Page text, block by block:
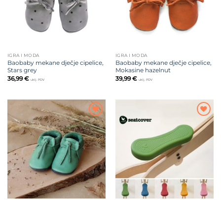
IGRA I MODA
Baobaby mekane dječje cipelice,
Stars grey
36,99€ uklj. PDV
IGRA I MODA
Baobaby mekane dječje cipelice,
Mokasine hazelnut
39,99€ uklj. PDV
Dodajte
na listu
želja
Dodajte
na listu
želja